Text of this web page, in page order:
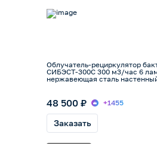
Облучатель-рециркулятор
СИБЭСТ-300С 300 м3/час 6
нержавеющая сталь
48 500 ₽ +1455
Заказать